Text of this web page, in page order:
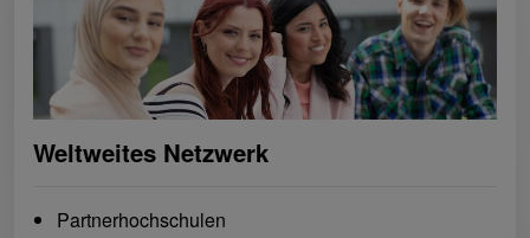
Weltweites Netzwerk
Partnerhochschulen